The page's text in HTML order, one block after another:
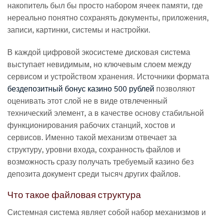
накопитель был бы просто набором ячеек памяти, где
нереально понятно сохранять документы, приложения,
записи, картинки, системы и настройки.
В каждой цифровой экосистеме дисковая система
выступает невидимым, но ключевым слоем между
сервисом и устройством хранения. Источники формата
бездепозитный бонус казино 500 рублей позволяют
оценивать этот слой не в виде отвлеченный
технический элемент, а в качестве основу стабильной
функционирования рабочих станций, хостов и
сервисов. Именно такой механизм отвечает за
структуру, уровни входа, сохранность файлов и
возможность сразу получать требуемый казино без
депозита документ среди тысяч других файлов.
Что такое файловая структура
Системная система являет собой набор механизмов и